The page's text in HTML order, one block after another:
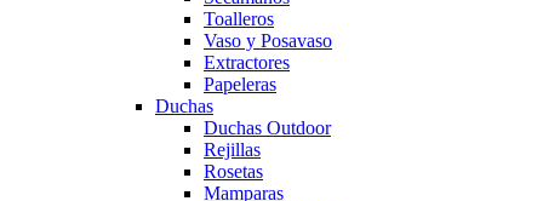
Toalleros
Vaso y Posavaso
Extractores
Papeleras
Duchas
Duchas Outdoor
Rejillas
Rosetas
Mamparas